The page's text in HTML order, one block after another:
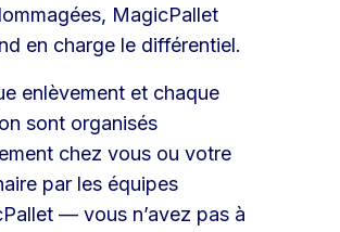
MagicPallet
en charge le différentiel.
enlèvement et chaque
sont organisés
chez vous ou votre
par les équipes
— vous n’avez pas à